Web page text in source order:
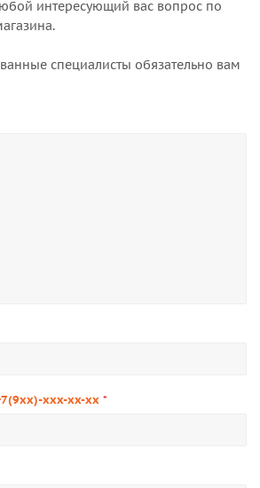
интересующий вас вопрос по
специалисты обязательно вам
xxx-xx-xx *